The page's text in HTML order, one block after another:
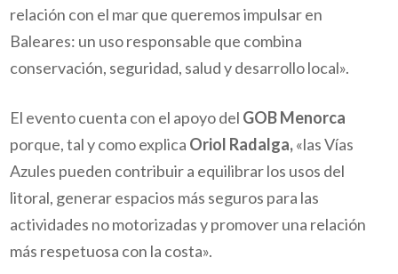
relación con el mar que queremos impulsar en
Baleares: un uso responsable que combina
conservación, seguridad, salud y desarrollo local».
El evento cuenta con el apoyo del GOB Menorca
porque, tal y como explica Oriol Radalga,«las Vías
Azules pueden contribuir a equilibrar los usos del
litoral, generar espacios más seguros para las
actividades no motorizadas y promover una relación
más respetuosa con la costa».